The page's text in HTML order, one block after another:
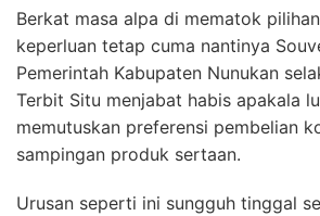
Berkat masa alpa di mematok
keperluan tetap cuma nantinya
Pemerintah Kabupaten Nunukan
Terbit Situ menjabat habis apakala
memutuskan preferensi pembelian
sampingan produk sertaan.
Urusan seperti ini sungguh tinggal